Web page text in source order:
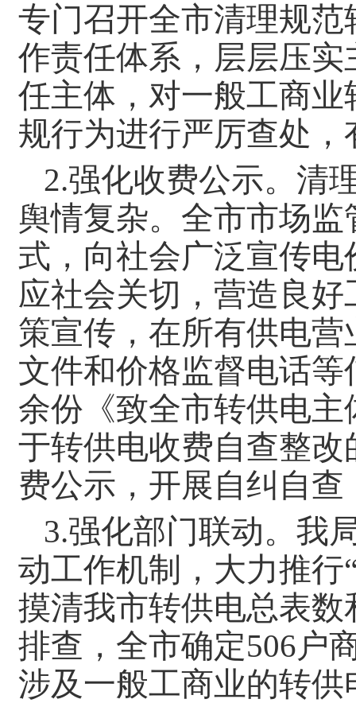
专门召开全市清理规
作责任体系，层层压
任主体，对一般工商
规行为进行严厉查处
2.强化收费公示。清
舆情复杂。全市市场
式，向社会广泛宣传
应社会关切，营造良
策宣传，在所有供电
文件和价格监督电话
余份《致全市转供电
于转供电收费自查整
费公示，开展自纠自
3.强化部门联动。我
动工作机制，大力推行
摸清我市转供电总表
排查，全市确定506户
涉及一般工商业的转